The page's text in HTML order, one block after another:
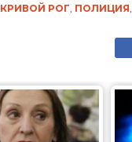
КРИВОЙ РОГ, ПОЛИЦИЯ,